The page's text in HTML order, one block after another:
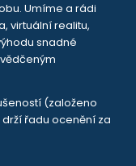
Umíme a rádi
virtuální realitu,
snadné
(založeno
drží řadu ocenění za